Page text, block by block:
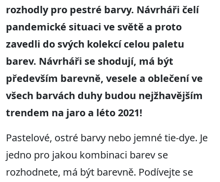
rozhodly pro pestré barvy. Návrháři čelí
pandemické situaci ve světě a proto
zavedli do svých kolekcí celou paletu
barev. Návrháři se shodují, má být
především barevně, vesele a oblečení ve
všech barvách duhy budou nejžhavějším
trendem na jaro a léto 2021!
Pastelové, ostré barvy nebo jemné tie-dye. Je
jedno pro jakou kombinaci barev se
rozhodnete, má být barevně. Podívejte se